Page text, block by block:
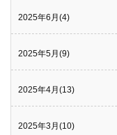
2025年6月(4)
2025年5月(9)
2025年4月(13)
2025年3月(10)